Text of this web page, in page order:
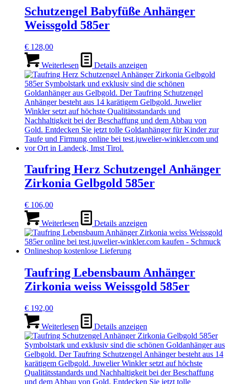
Schutzengel Babyfüße Anhänger
Weissgold 585er
€ 128,00
Weiterlesen Details anzeigen
Taufring Herz Schutzengel Anhänger
Zirkonia Gelbgold 585er
€ 106,00
Weiterlesen Details anzeigen
Taufring Lebensbaum Anhänger
Zirkonia weiss Weissgold 585er
€ 192,00
Weiterlesen Details anzeigen